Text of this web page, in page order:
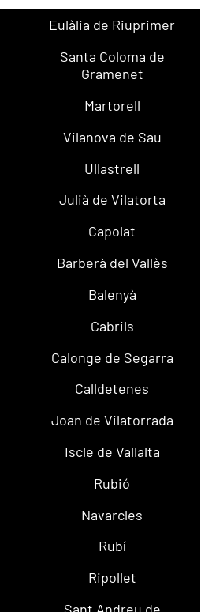
Eulàlia de Riuprimer
Santa Coloma de
Gramenet
Martorell
Vilanova de Sau
Ullastrell
Julià de Vilatorta
Capolat
Barberà del Vallès
Balenyà
Cabrils
Calonge de Segarra
Calldetenes
Joan de Vilatorrada
Iscle de Vallalta
Rubió
Navarcles
Rubí
Ripollet